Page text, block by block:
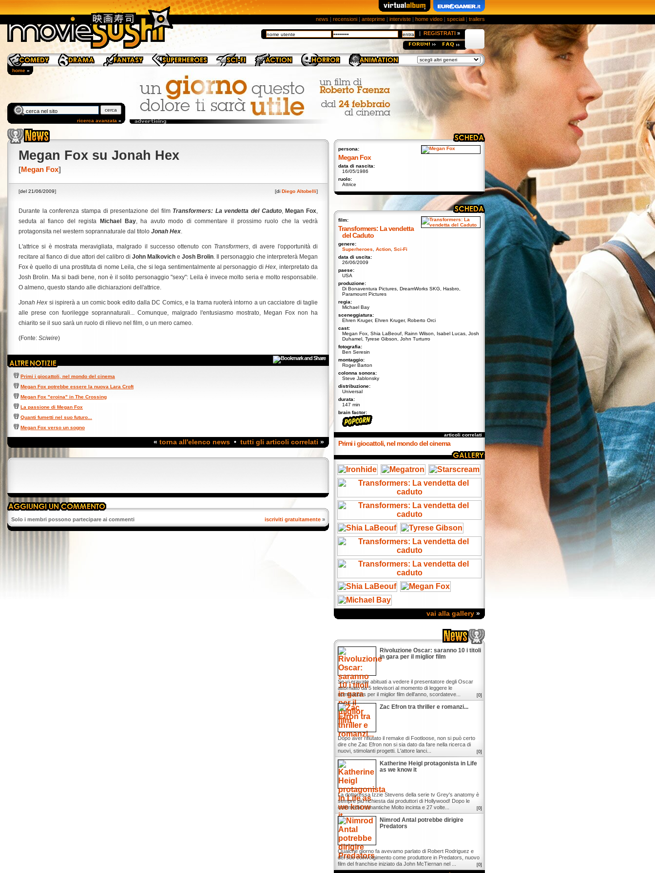
home »
news | recensioni | anteprime | interviste | home video | speciali | trailers
Megan Fox su Jonah Hex
[Megan Fox]
[del 21/06/2009] [di Diego Altobelli]
Durante la conferenza stampa di presentazione del film Transformers: La vendetta del Caduto, Megan Fox,
seduta al fianco del regista
Michael Bay, ha avuto modo di commentare il prossimo ruolo che la vedrà
protagonsita nel western soprannaturale dal titolo Jonah Hex.
L'attrice si è mostrata meravigliata, malgrado il successo ottenuto con Transformers, di avere l'opportunità di
recitare al fianco di due attori del calibro di John Malkovich e Josh Brolin. Il personaggio che interpreterà Megan
Fox è quello di una prostituta di nome Leila, che si lega sentimentalmente al personaggio diHex, interpretato da
Josh Brolin. Ma si badi bene, non è il solito personaggio "sexy": Leila è invece molto seria e molto responsabile.
O almeno, questo stando alle dichiarazioni dell'attrice.
Jonah Hex si ispirerà a un comic book edito dalla DC Comics, e la trama ruoterà intorno a un cacciatore di taglie
alle prese con fuorilegge soprannaturali... Comunque, malgrado l'entusiasmo mostrato, Megan Fox non ha
chiarito se il suo sarà un ruolo di rilievo nel film, o un mero cameo.
(Fonte: Sciwire)
Primi i giocattoli, nel mondo del cinema
Megan Fox potrebbe essere la nuova Lara Croft
Megan Fox "eroina" in The Crossing
La passione di Megan Fox
Quanti fumetti nel suo futuro...
Megan Fox verso un sogno
« torna all'elenco news • tutti gli articoli correlati »
Solo i membri possono partecipare ai commenti iscriviti gratuitamente »
persona:
Megan Fox
data di nascita:
16/05/1986
ruolo:
Attrice
film:
Transformers: La vendetta
del Caduto
genere:
Superheroes
Action Sci-Fi
data di uscita:
26/06/2009
paese:
USA
produzione:
Di Bonaventura Pictures, DreamWorks SKG, Hasbro,
Paramount Pictures
regia:
Michael Bay
sceneggiatura:
Ehren Kruger, Ehren Kruger, Roberto Orci
cast:
Megan Fox, Shia LaBeouf, Rainn Wilson, Isabel Lucas, Josh
Duhamel, Tyrese Gibson, John Turturro
fotografia:
Ben Seresin
montaggio:
Roger Barton
colonna sonora:
Steve Jablonsky
distribuzione:
Universal
durata:
147 min
brain factor:
articoli correlati
Primi i giocattoli, nel mondo del cinema
vai alla gallery »
Rivoluzione Oscar: saranno 10 i titoli
in gara per il miglior film
Se vi eravate abituati a vedere il presentatore degli Oscar
attorniato da 5 televisori al momento di leggere le
nominations per il miglior film dell'anno, scordateve...
[0]
Zac Efron tra thriller e romanzi...
Dopo aver rifiutato il remake di Footloose, non si può certo
dire che Zac Efron non si sia dato da fare nella ricerca di
nuovi, stimolanti progetti. L'attore lanci...
[0]
Katherine Heigl protagonista in Life
as we know it
La dottoressa Izzie Stevens della serie tv Grey's anatomy è
sempre più richiesta dai produttori di Hollywood! Dopo le
commedie romantiche Molto incinta e 27 volte...
[0]
Nimrod Antal potrebbe dirigire
Predators
Qualche giorno fa avevamo parlato di Robert Rodriguez e
del suo coinvolgimento come produttore in Predators, nuovo
film del franchise iniziato da John McTiernan nel ...
[0]
| REGISTRATI »
ricerca avanzata »